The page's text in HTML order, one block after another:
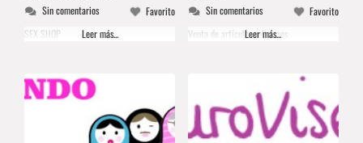
Sin comentarios
Favorito
SEX SHOP
Leer más...
Sin comentarios
Favorito
Venta de artículos religiosos
Leer más...